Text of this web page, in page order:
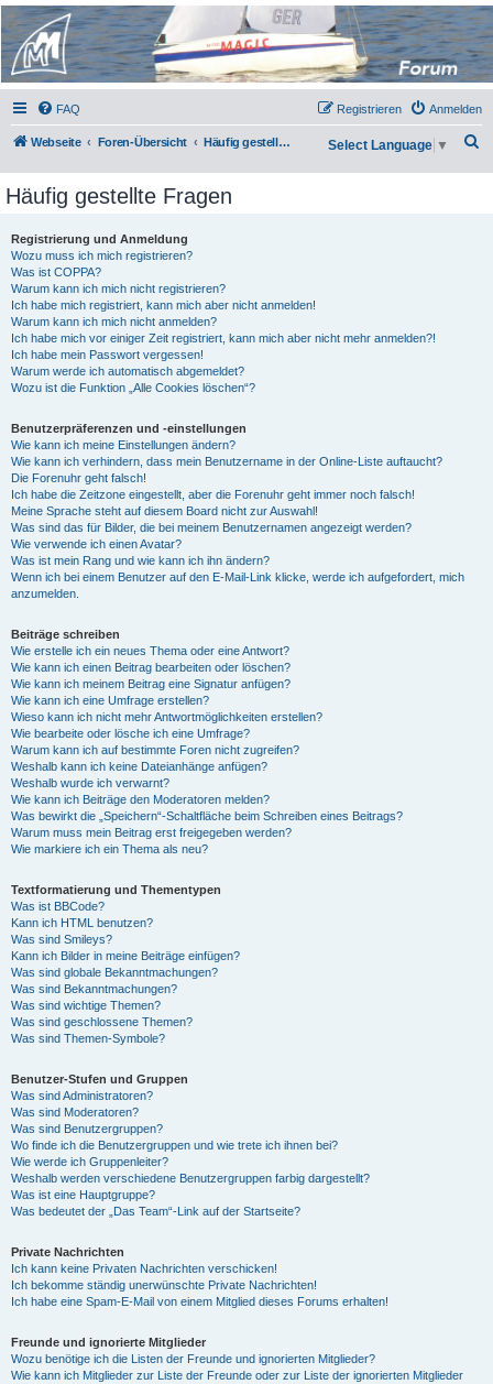
Micro Magic Forum
Deutschland
FAQ Anmelden
Registrieren
Webseite Foren-Übersicht Häufig gestellte Fragen Select Language ▼
Häufig gestellte Fragen
Registrierung und Anmeldung
Wozu muss ich mich registrieren?
Was ist COPPA?
Warum kann ich mich nicht registrieren?
Ich habe mich registriert, kann mich aber nicht anmelden!
Warum kann ich mich nicht anmelden?
Ich habe mich vor einiger Zeit registriert, kann mich aber nicht mehr anmelden?!
Ich habe mein Passwort vergessen!
Warum werde ich automatisch abgemeldet?
Wozu ist die Funktion „Alle Cookies löschen“?
Benutzerpräferenzen und -einstellungen
Wie kann ich meine Einstellungen ändern?
Wie kann ich verhindern, dass mein Benutzername in der Online-Liste auftaucht?
Die Forenuhr geht falsch!
Ich habe die Zeitzone eingestellt, aber die Forenuhr geht immer noch falsch!
Meine Sprache steht auf diesem Board nicht zur Auswahl!
Was sind das für Bilder, die bei meinem Benutzernamen angezeigt werden?
Wie verwende ich einen Avatar?
Was ist mein Rang und wie kann ich ihn ändern?
Wenn ich bei einem Benutzer auf den E-Mail-Link klicke, werde ich aufgefordert, mich
anzumelden.
Beiträge schreiben
Wie erstelle ich ein neues Thema oder eine Antwort?
Wie kann ich einen Beitrag bearbeiten oder löschen?
Wie kann ich meinem Beitrag eine Signatur anfügen?
Wie kann ich eine Umfrage erstellen?
Wieso kann ich nicht mehr Antwortmöglichkeiten erstellen?
Wie bearbeite oder lösche ich eine Umfrage?
Warum kann ich auf bestimmte Foren nicht zugreifen?
Weshalb kann ich keine Dateianhänge anfügen?
Weshalb wurde ich verwarnt?
Wie kann ich Beiträge den Moderatoren melden?
Was bewirkt die „Speichern“-Schaltfläche beim Schreiben eines Beitrags?
Warum muss mein Beitrag erst freigegeben werden?
Wie markiere ich ein Thema als neu?
Textformatierung und Thementypen
Was ist BBCode?
Kann ich HTML benutzen?
Was sind Smileys?
Kann ich Bilder in meine Beiträge einfügen?
Was sind globale Bekanntmachungen?
Was sind Bekanntmachungen?
Was sind wichtige Themen?
Was sind geschlossene Themen?
Was sind Themen-Symbole?
Benutzer-Stufen und Gruppen
Was sind Administratoren?
Was sind Moderatoren?
Was sind Benutzergruppen?
Wo finde ich die Benutzergruppen und wie trete ich ihnen bei?
Wie werde ich Gruppenleiter?
Weshalb werden verschiedene Benutzergruppen farbig dargestellt?
Was ist eine Hauptgruppe?
Was bedeutet der „Das Team“-Link auf der Startseite?
Private Nachrichten
Ich kann keine Privaten Nachrichten verschicken!
Ich bekomme ständig unerwünschte Private Nachrichten!
Ich habe eine Spam-E-Mail von einem Mitglied dieses Forums erhalten!
Freunde und ignorierte Mitglieder
Wozu benötige ich die Listen der Freunde und ignorierten Mitglieder?
Wie kann ich Mitglieder zur Liste der Freunde oder zur Liste der ignorierten Mitglieder